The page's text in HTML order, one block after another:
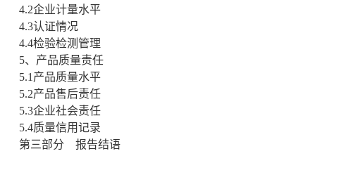
4.2企业计量水平
4.3认证情况
4.4检验检测管理
5、产品质量责任
5.1 产品质量水平
5.2产品售后责任
5.3企业社会责任
5.4质量信用记录
第三部分
报告结语